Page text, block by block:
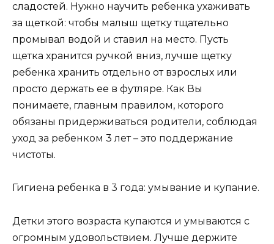
сладостей. Нужно научить ребенка ухаживать
за щеткой: чтобы малыш щетку тщательно
промывал водой и ставил на место. Пусть
щетка хранится ручкой вниз, лучше щетку
ребенка хранить отдельно от взрослых или
просто держать ее в футляре. Как Вы
понимаете, главным правилом, которого
обязаны придерживаться родители, соблюдая
уход за ребенком 3 лет – это поддержание
чистоты.
Гигиена ребенка в 3 года: умывание и купание.
Детки этого возраста купаются и умываются с
огромным удовольствием. Лучше держите